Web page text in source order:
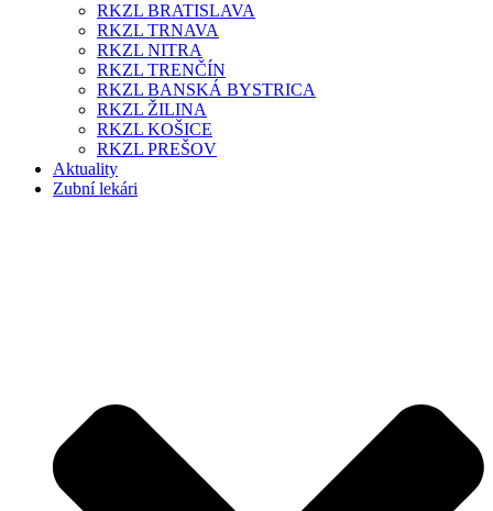
RKZL BRATISLAVA
RKZL TRNAVA
RKZL NITRA
RKZL TRENČÍN
RKZL BANSKÁ BYSTRICA
RKZL ŽILINA
RKZL KOŠICE
RKZL PREŠOV
Aktuality
Zubní lekári